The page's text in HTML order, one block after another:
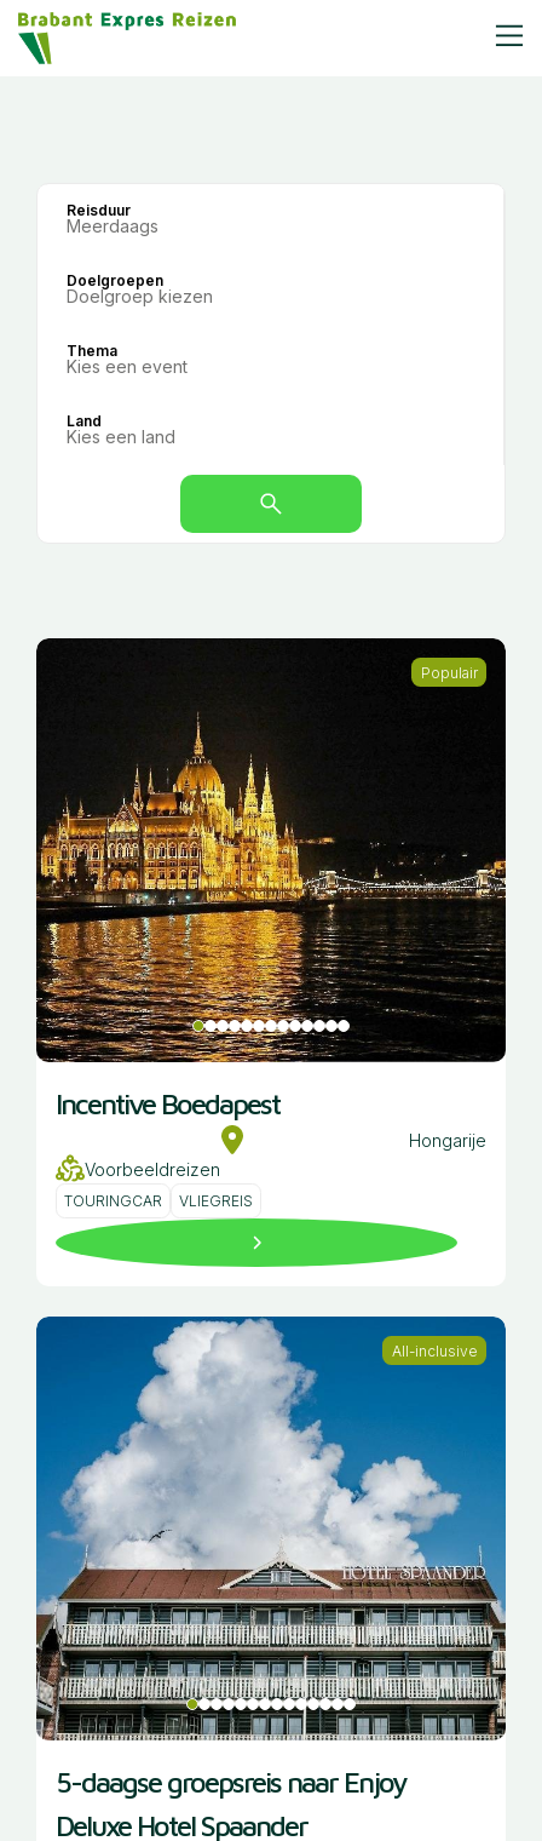
Reisduur
Meerdaags
Doelgroepen
Doelgroep kiezen
Thema
Kies een event
Land
Kies een land
Populair
Incentive Boedapest
Hongarije
Voorbeeldreizen
TOURINGCAR VLIEGREIS
All-inclusive
5-daagse groepsreis naar Enjoy
Deluxe Hotel Spaander